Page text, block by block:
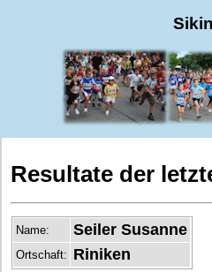
Resultate der
Name: Seiler Susanne
Ortschaft: Riniken